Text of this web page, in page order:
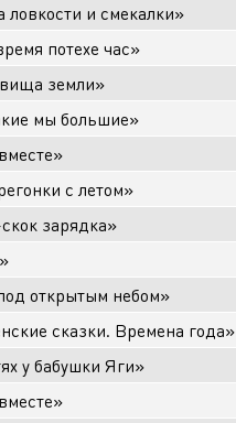
и смекалки»
потехе час»
земли»
мы большие»
с летом»
зарядка»
открытым небом»
сказки. Времена года»
у бабушки Яги»